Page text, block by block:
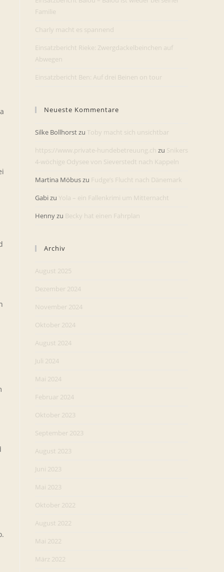
Familie
Charly macht es spannend
Einsatzbericht Rieke: Zwergdackelbeinchen auf
Abwegen
Einsatzbericht Ben: Auf drei Beinen on tour
Neueste Kommentare
Silke Bollhorstzu Toby macht sich unsichtbar
https://www.private-hundebetreuung.ch zu Snikers
4-wöchige Odysee von Sieverstedt nach Kappeln
Martina Möbuszu Fudge’s Flucht nach Dänemark
Gabizu Yola – ein Fallenkrimi um Mitternacht
Hennyzu Becky hat einen Fahrplan
Archiv
August 2025
Dezember 2024
November 2024
Oktober 2024
August 2024
Juli 2024
Mai 2024
Februar 2024
Oktober 2023
September 2023
August 2023
Juni 2023
Mai 2023
Oktober 2022
August 2022
Mai 2022
März 2022